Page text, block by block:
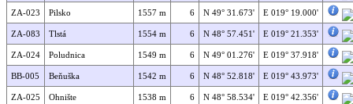
ZA-023 Pilsko 1557 m 6 N 49° 31.673' E 019° 19.000'
ZA-083 Tlstá 1554 m 6 N 48° 57.451' E 019° 21.353'
ZA-024 Poludnica 1549 m 6 N 49° 01.276' E 019° 37.918'
BB-005 Beňuška 1542 m 6 N 48° 52.818' E 019° 43.973'
ZA-025 Ohnište 1538 m 6 N 48° 58.534' E 019° 42.356'